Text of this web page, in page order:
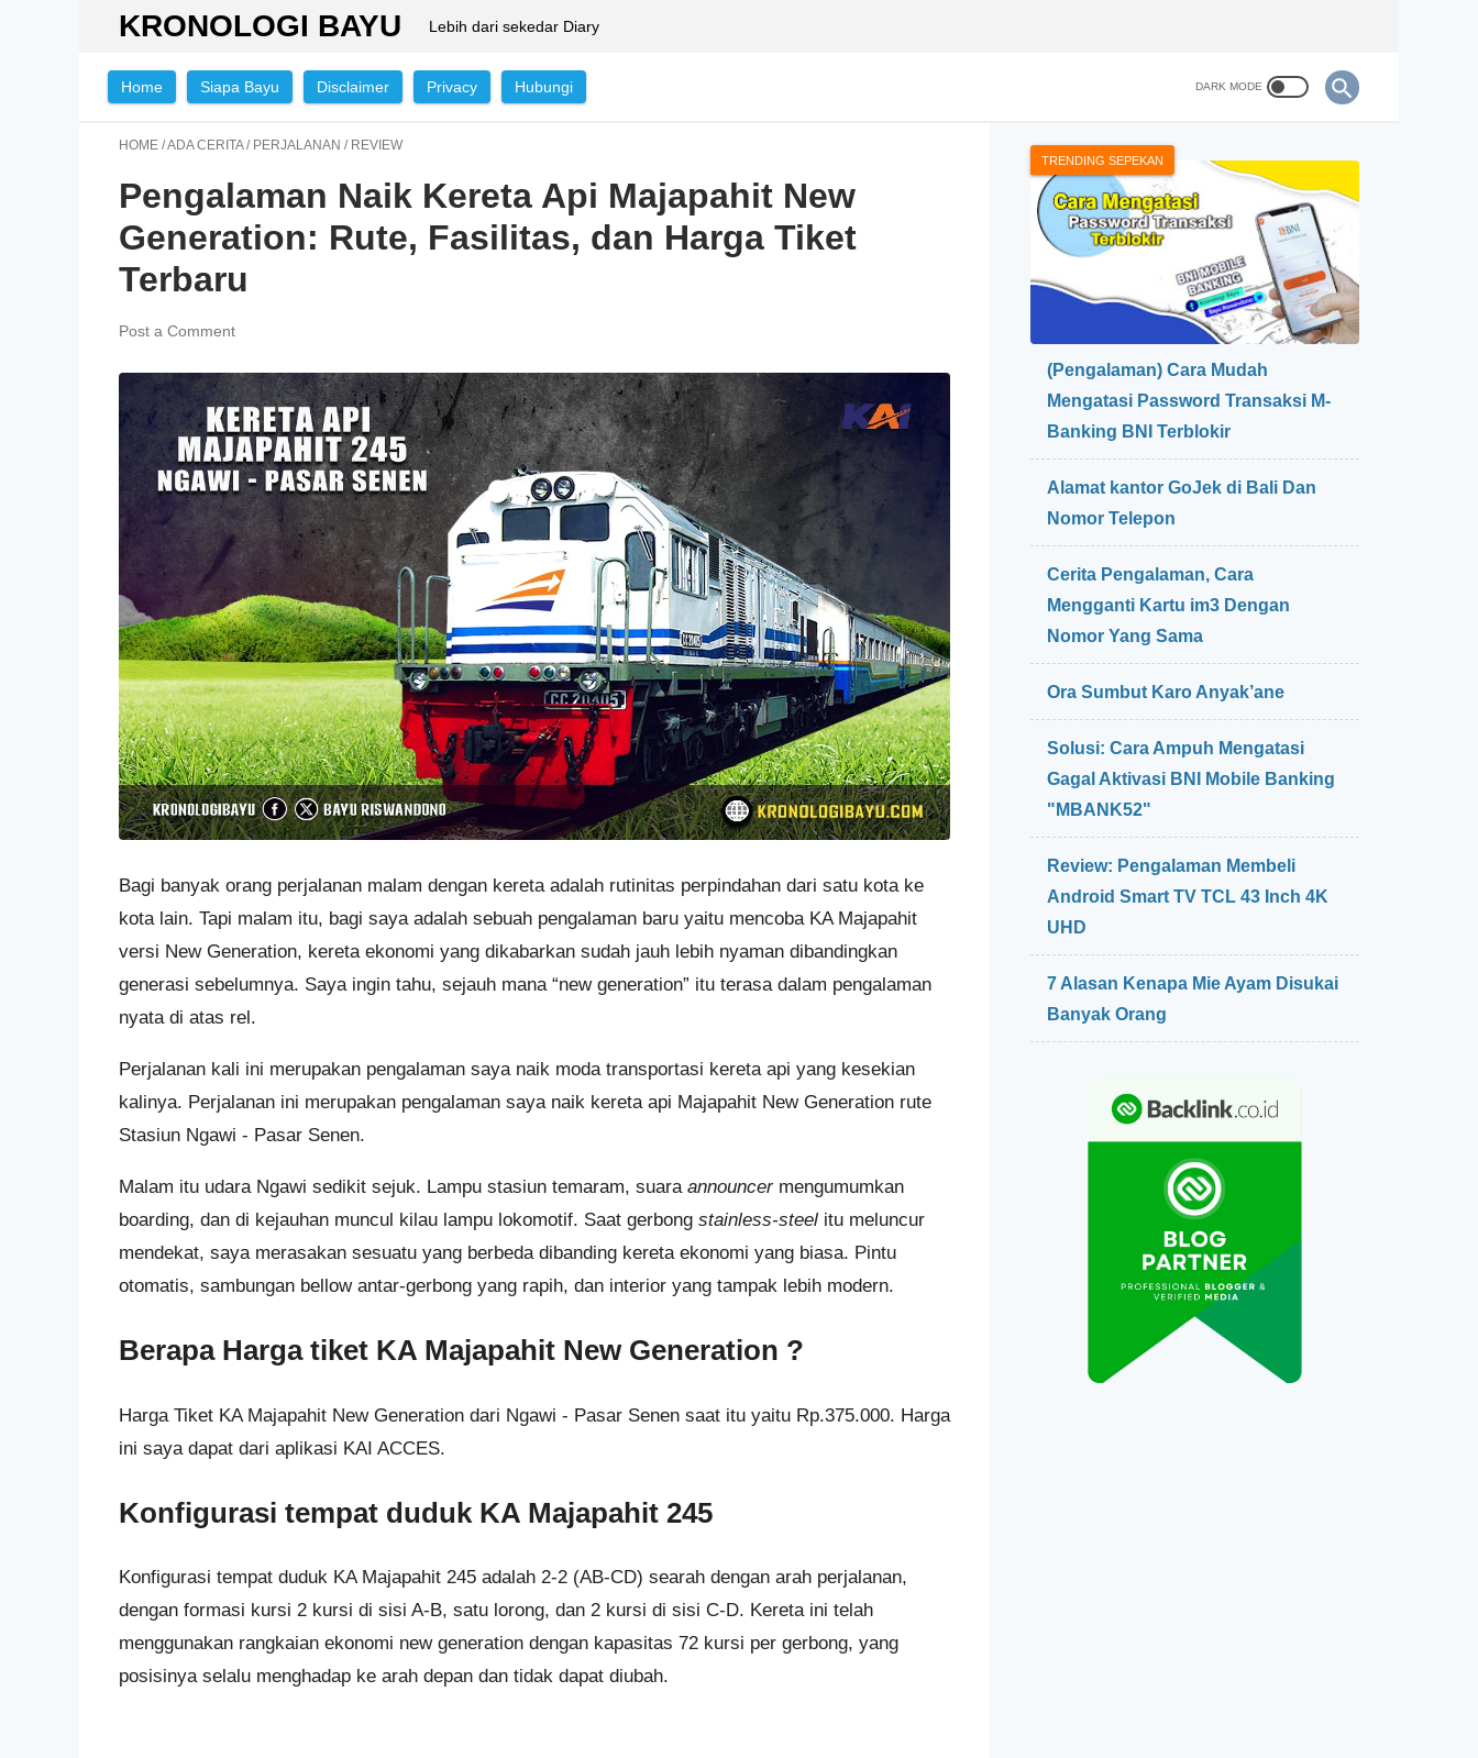
KRONOLOGI BAYU Lebih dari sekedar Diary
Home Siapa Bayu Disclaimer Privacy Hubungi
HOME /ADA CERITA / PERJALANAN / REVIEW
Pengalaman Naik Kereta Api Majapahit New
Generation: Rute, Fasilitas, dan Harga Tiket
Terbaru
Post a Comment
Bagi banyak orang perjalanan malam dengan kereta adalah rutinitas perpindahan dari satu kota ke
kota lain. Tapi malam itu, bagi saya adalah sebuah pengalaman baru yaitu mencoba KA Majapahit
versi New Generation, kereta ekonomi yang dikabarkan sudah jauh lebih nyaman dibandingkan
generasi sebelumnya. Saya ingin tahu, sejauh mana “new generation” itu terasa dalam pengalaman
nyata di atas rel.
Perjalanan kali ini merupakan pengalaman saya naik moda transportasi kereta api yang kesekian
kalinya. Perjalanan ini merupakan pengalaman saya naik kereta api Majapahit New Generation rute
Stasiun Ngawi - Pasar Senen.
Malam itu udara Ngawi sedikit sejuk. Lampu stasiun temaram, suara announcermengumumkan
boarding, dan di kejauhan muncul kilau lampu lokomotif. Saat gerbong stainless-steel itu meluncur
mendekat, saya merasakan sesuatu yang berbeda dibanding kereta ekonomi yang biasa. Pintu
otomatis, sambungan bellow antar-gerbong yang rapih, dan interior yang tampak lebih modern.
Berapa Harga tiket KA Majapahit New Generation ?
Harga Tiket KA Majapahit New Generation dari Ngawi - Pasar Senen saat itu yaitu Rp.375.000. Harga
ini saya dapat dari aplikasi KAI ACCES.
Konfigurasi tempat duduk KA Majapahit 245
Konfigurasi tempat duduk KA Majapahit 245 adalah 2-2 (AB-CD) searah dengan arah perjalanan,
dengan formasi kursi 2 kursi di sisi A-B, satu lorong, dan 2 kursi di sisi C-D. Kereta ini telah
menggunakan rangkaian ekonomi new generation dengan kapasitas 72 kursi per gerbong, yang
posisinya selalu menghadap ke arah depan dan tidak dapat diubah.
TRENDING SEPEKAN
(Pengalaman) Cara Mudah
Mengatasi Password Transaksi M-
Banking BNI Terblokir
Alamat kantor GoJek di Bali Dan
Nomor Telepon
Cerita Pengalaman, Cara
Mengganti Kartu im3 Dengan
Nomor Yang Sama
Ora Sumbut Karo Anyak’ane
Solusi: Cara Ampuh Mengatasi
Gagal Aktivasi BNI Mobile Banking
"MBANK52"
Review: Pengalaman Membeli
Android Smart TV TCL 43 Inch 4K
UHD
7 Alasan Kenapa Mie Ayam Disukai
Banyak Orang